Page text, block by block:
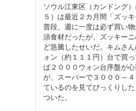
ソウル江東区（カンドング
５）は最近２カ月間「ズッキ
普段、週に一度は必ず買い
須食材だったが、ズッキー
ど急騰したせいだ。キムさ
ォン（約１１１円）台で買
ば２０００ウォン台序盤が
が、スーパーで３０００～
ているのを見てびっくりし
ついた。